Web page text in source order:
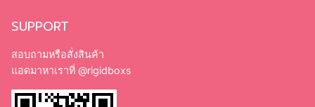
SUPPORT
สอบถามหรือสั่งสินค้า
แอดมาหาเราที่ @rigidboxs